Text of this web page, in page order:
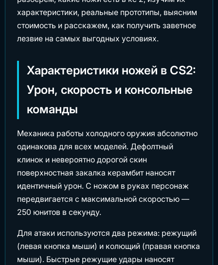
характеристики, реальные прототипы, выясним
стоимость и расскажем, как получить заветное
лезвие на самых выгодных условиях.
Характеристики ножей в CS2:
Урон, скорость и консольные
команды
Механика работы холодного оружия абсолютно
одинакова для всех моделей. Дефолтный
клинок и невероятно дорогой скин
поверхностная закалка керамбит наносят
идентичный урон. С ножом в руках персонаж
передвигается с максимальной скоростью —
250 юнитов в секунду.
Для атаки используются два режима: режущий
(левая кнопка мыши) и колющий (правая кнопка
мыши). Быстрые режущие удары наносят